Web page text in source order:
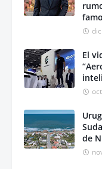
El
de